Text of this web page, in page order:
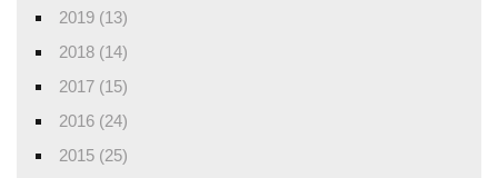
2019 (13)
2018 (14)
2017 (15)
2016 (24)
2015 (25)